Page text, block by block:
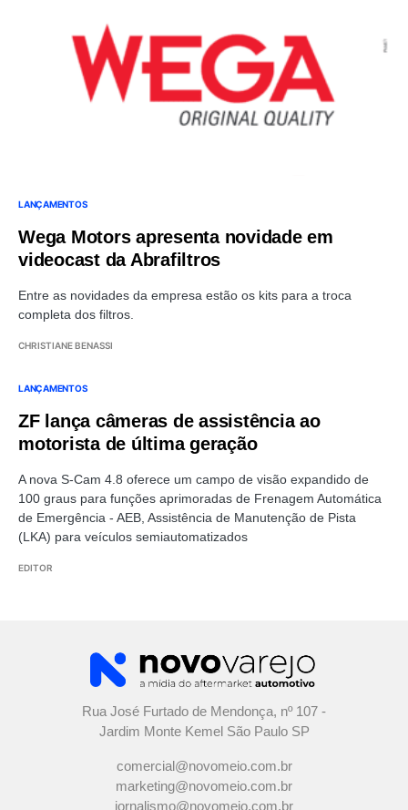
LANÇAMENTOS
Wega Motors apresenta novidade em
videocast da Abrafiltros
Entre as novidades da empresa estão os kits para a troca
completa dos filtros.
CHRISTIANE BENASSI
LANÇAMENTOS
ZF lança câmeras de assistência ao
motorista de última geração
A nova S-Cam 4.8 oferece um campo de visão expandido de
100 graus para funções aprimoradas de Frenagem Automática
de Emergência - AEB, Assistência de Manutenção de Pista
(LKA) para veículos semiautomatizados
EDITOR
Rua José Furtado de Mendonça, nº 107 -
Jardim Monte Kemel São Paulo SP
comercial@novomeio.com.br
marketing@novomeio.com.br
jornalismo@novomeio.com.br